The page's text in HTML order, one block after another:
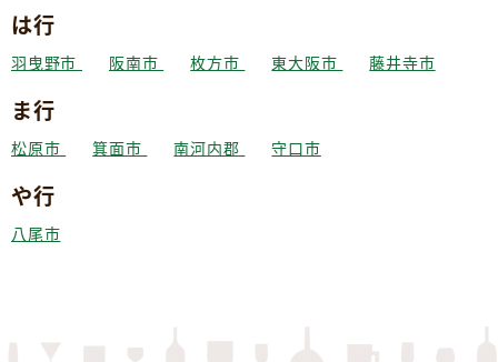
は行
羽曳野市 阪南市 枚方市 東大阪市 藤井寺市
ま行
松原市 箕面市 南河内郡 守口市
や行
八尾市